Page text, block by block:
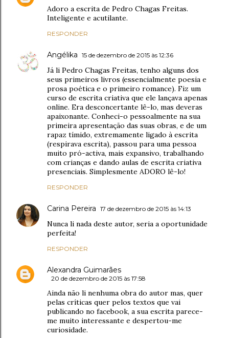
Adoro a escrita de Pedro Chagas Freitas.
Inteligente e acutilante.
RESPONDER
Angélika 15 de dezembro de 2015 às 12:36
Já li Pedro Chagas Freitas, tenho alguns dos
seus primeiros livros (essencialmente poesia e
prosa poética e o primeiro romance). Fiz um
curso de escrita criativa que ele lançava apenas
online. Era desconcertante lê-lo, mas deveras
apaixonante. Conheci-o pessoalmente na sua
primeira apresentação das suas obras, e de um
rapaz tímido, extremamente ligado à escrita
(respirava escrita), passou para uma pessoa
muito pró-activa, mais expansivo, trabalhando
com crianças e dando aulas de escrita criativa
presenciais. Simplesmente ADORO lê-lo!
RESPONDER
Carina Pereira 17 de dezembro de 2015 às 14:13
Nunca li nada deste autor, seria a oportunidade
perfeita!
RESPONDER
Alexandra Guimarães
20 de dezembro de 2015 às 17:58
Ainda não li nenhuma obra do autor mas, quer
pelas críticas quer pelos textos que vai
publicando no facebook, a sua escrita parece-
me muito interessante e despertou-me
curiosidade.